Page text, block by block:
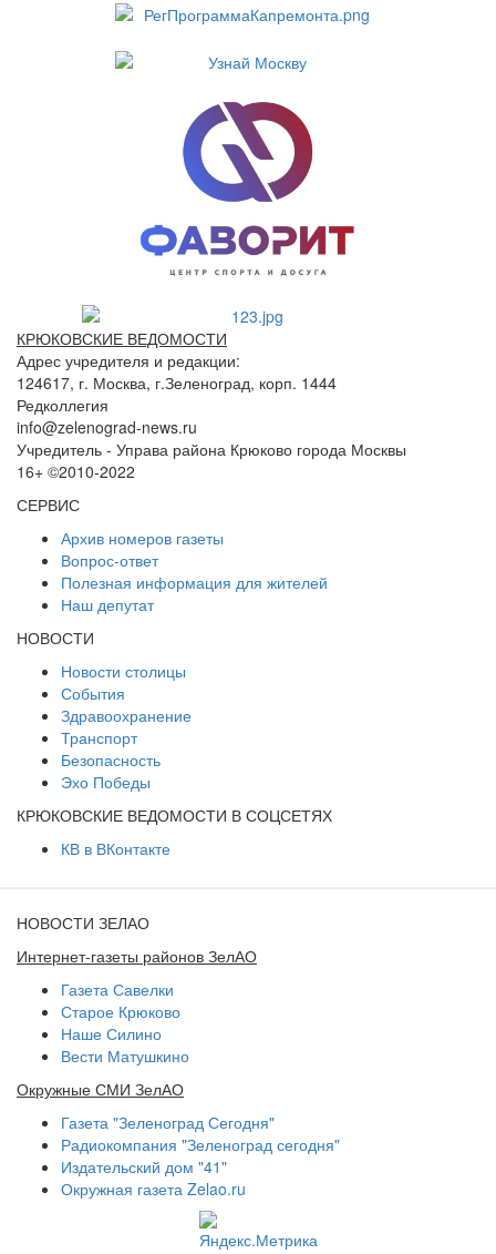
КРЮКОВСКИЕ ВЕДОМОСТИ
Адрес учредителя и редакции:
124617, г. Москва, г.Зеленоград, корп. 1444
Редколлегия
info@zelenograd-news.ru
Учредитель - Управа района Крюково города Москвы
16+ ©2010-2022
СЕРВИС
Архив номеров газеты
Вопрос-ответ
Полезная информация для жителей
Наш депутат
НОВОСТИ
Новости столицы
События
Здравоохранение
Транспорт
Безопасность
Эхо Победы
КРЮКОВСКИЕ ВЕДОМОСТИ В СОЦСЕТЯХ
КВ в ВКонтакте
НОВОСТИ ЗЕЛАО
Интернет-газеты районов ЗелАО
Газета Савелки
Старое Крюково
Наше Силино
Вести Матушкино
Окружные СМИ ЗелАО
Газета "Зеленоград Сегодня"
Радиокомпания "Зеленоград сегодня"
Издательский дом "41"
Окружная газета Zelao.ru